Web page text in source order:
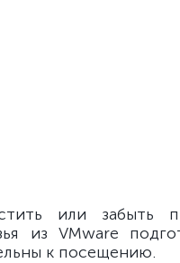
или забыть
из VMware
к посещению.